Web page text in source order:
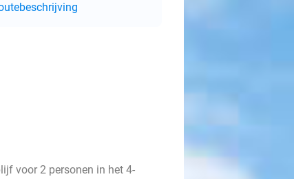
voor 2 personen in het 4-